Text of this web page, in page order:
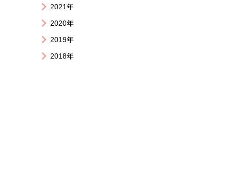
2021年
2020年
2019年
2018年